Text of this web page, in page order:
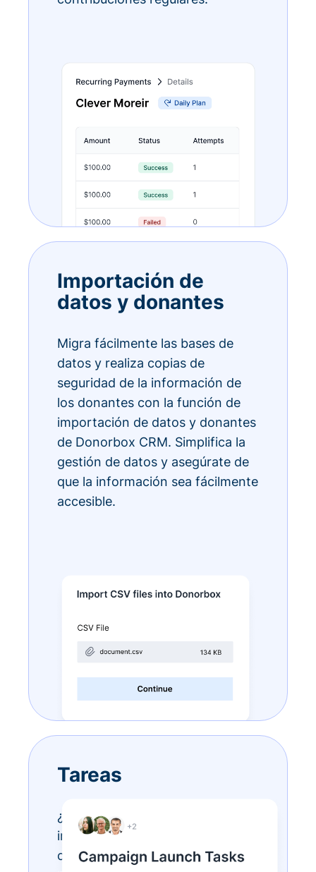
Importación de
datos y donantes
Migra fácilmente las bases de
datos y realiza copias de
seguridad de la información de
los donantes con la función de
importación de datos y donantes
de Donorbox CRM. Simplifica la
gestión de datos y asegúrate de
que la información sea fácilmente
accesible.
Tareas
¿Tienes listas de tareas
interminables? Hazlas realidad
con Donorbox Tasks. Ahora